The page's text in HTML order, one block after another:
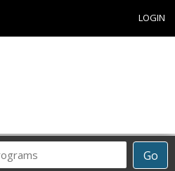
LOGIN
Go
Career